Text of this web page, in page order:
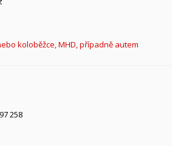
koloběžce, MHD, případně autem
258